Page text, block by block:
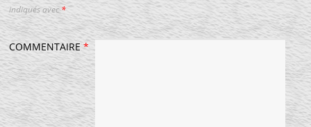
indiqués avec *
COMMENTAIRE*